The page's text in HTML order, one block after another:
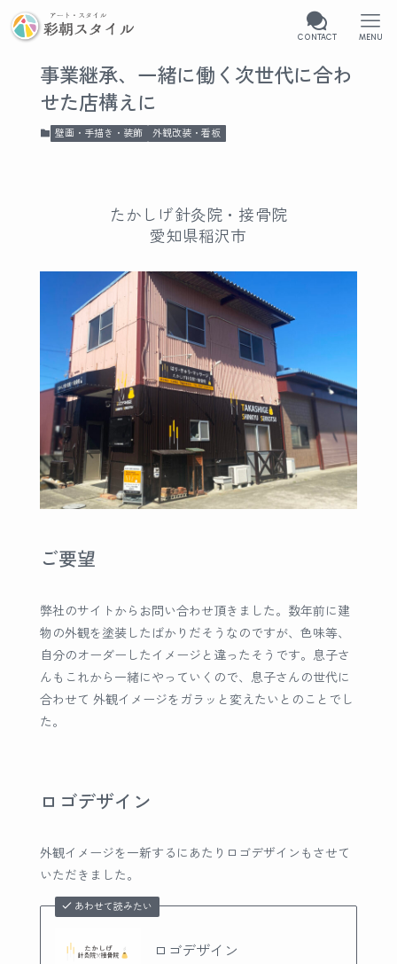
CONTACT MENU
事業継承、一緒に働く次世代に合わ
せた店構えに
壁画・手描き・装飾 外観改装・看板
たかしげ針灸院・接骨院
愛知県稲沢市
ご要望
弊社のサイトからお問い合わせ頂きました。数年前に建
物の外観を塗装したばかりだそうなのですが、色味等、
自分のオーダーしたイメージと違ったそうです。息子さ
んもこれから一緒にやっていくので、息子さんの世代に
合わせて 外観イメージをガラッと変えたいとのことでし
た。
ロゴデザイン
外観イメージを一新するにあたりロゴデザインもさせて
いただきました。
あわせて読みたい
ロゴデザイン